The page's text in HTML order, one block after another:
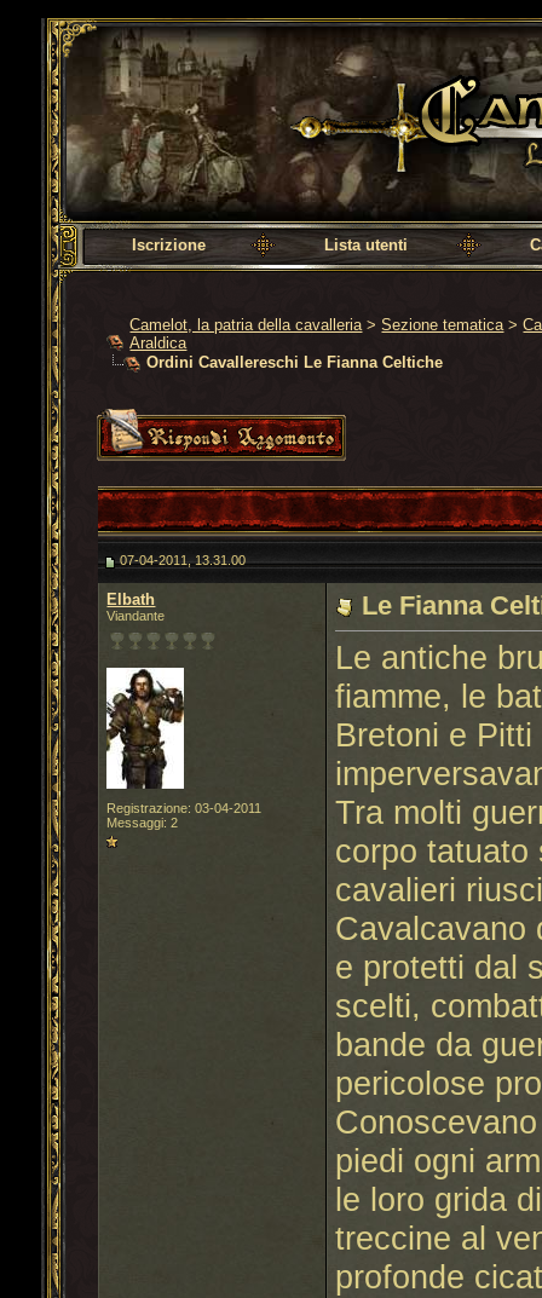
Camelot, la patria della cavalleria
Iscrizione Lista utenti
Camelot, la patria della cavalleria >Sezione tematica >
Araldica
Ordini Cavallereschi Le Fianna Celtiche
07-04-2011, 13.31.00
Elbath
Viandante
Registrazione: 03-04-2011
Messaggi: 2
Le Fianna
Le antiche
fiamme, le
Bretoni e
Tra molti
corpo tatuato
cavalieri
Cavalcavano
e protetti dal
scelti,
bande da
pericolose
piedi ogni
le loro grida
treccine al
profonde